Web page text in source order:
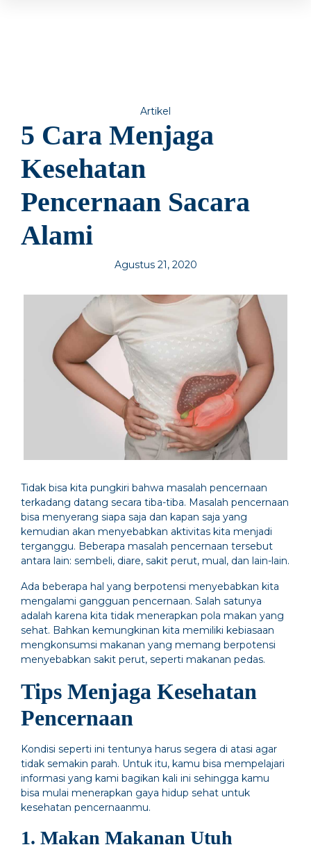
Artikel
5 Cara Menjaga
Kesehatan
Pencernaan Sacara
Alami
Agustus 21, 2020
Tidak bisa kita pungkiri bahwa masalah pencernaan
terkadang datang secara tiba-tiba. Masalah pencernaan
bisa menyerang siapa saja dan kapan saja yang
kemudian akan menyebabkan aktivitas kita menjadi
terganggu. Beberapa masalah pencernaan tersebut
antara lain: sembeli, diare, sakit perut, mual, dan lain-lain.
Ada beberapa hal yang berpotensi menyebabkan kita
mengalami gangguan pencernaan. Salah satunya
adalah karena kita tidak menerapkan pola makan yang
sehat. Bahkan kemungkinan kita memiliki kebiasaan
mengkonsumsi makanan yang memang berpotensi
menyebabkan sakit perut, seperti makanan pedas.
Tips Menjaga Kesehatan
Pencernaan
Kondisi seperti ini tentunya harus segera di atasi agar
tidak semakin parah. Untuk itu, kamu bisa mempelajari
informasi yang kami bagikan kali ini sehingga kamu
bisa mulai menerapkan gaya hidup sehat untuk
kesehatan pencernaanmu.
1. Makan Makanan Utuh